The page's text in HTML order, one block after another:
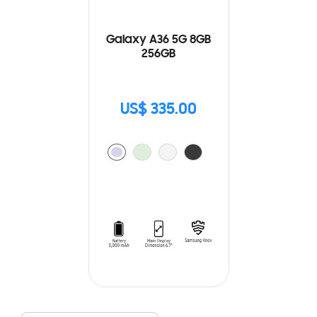
Galaxy A36 5G 8GB
256GB
US$ 335.00